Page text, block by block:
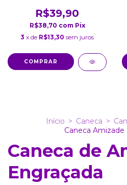
R$39,90
R$38,70 com Pix
3 x de R$13,30 sem juros
COMPRAR
Início > Caneca >
Caneca Amizade
Caneca de
Engraçada